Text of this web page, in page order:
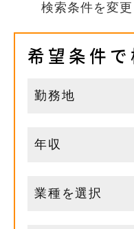
検索条件を変
希望条件で
業種を選択